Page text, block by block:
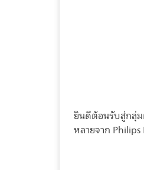
ยินดีต้อนรับสู่กลุ่
หลายจาก